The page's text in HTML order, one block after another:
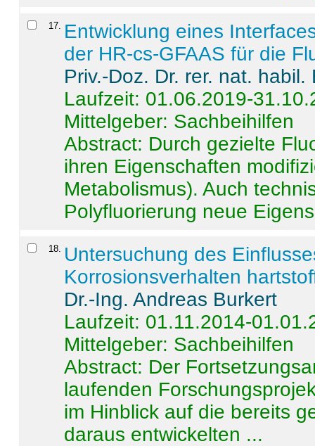
17
Entwicklung eines
der HR-cs-GFAAS für die
Priv.-Doz. Dr. rer. nat.
Laufzeit: 01.06.2019-
Mittelgeber: Sachbeihilfen
Abstract: Durch gezielte
ihren Eigenschaften
Metabolismus). Auch
Polyfluorierung neue
18
Untersuchung des
Korrosionsverhalten
Dr.-Ing. Andreas Burkert
Laufzeit: 01.11.2014-
Mittelgeber: Sachbeihilfen
Abstract: Der
laufenden
im Hinblick auf die bereits
daraus entwickelten ...